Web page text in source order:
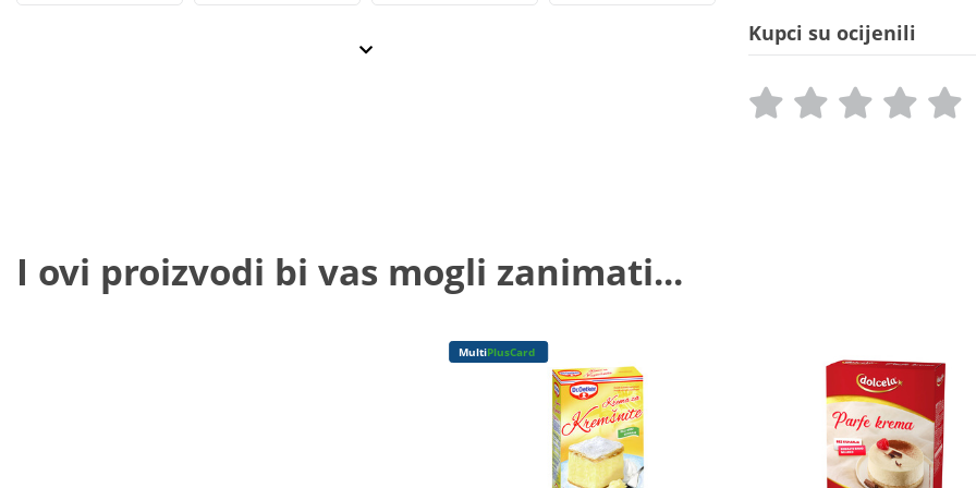
Kupci su ocijenili
I ovi proizvodi bi vas mogli zanimati...
MultiPlusCard